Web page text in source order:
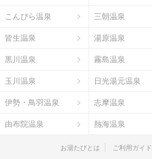
こんぴら温泉 三朝温泉
皆生温泉 湯原温泉
黒川温泉 霧島温泉
玉川温泉 日光湯元温泉
伊勢・鳥羽温泉 志摩温泉
由布院温泉 熱海温泉
お湯たびとは ご利用ガイド